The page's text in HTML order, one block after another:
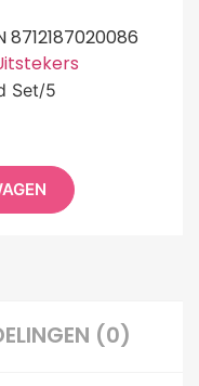
8712187020086
Set/5
(0)